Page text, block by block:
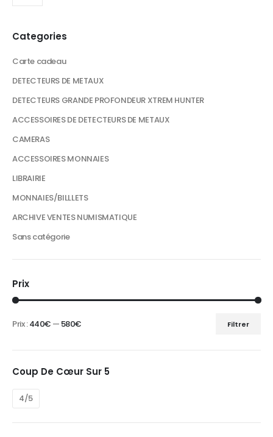
Categories
Carte cadeau
DETECTEURS DE METAUX
DETECTEURS GRANDE PROFONDEUR XTREM HUNTER
ACCESSOIRES DE DETECTEURS DE METAUX
CAMERAS
ACCESSOIRES MONNAIES
LIBRAIRIE
MONNAIES/BILLLETS
ARCHIVE VENTES NUMISMATIQUE
Sans catégorie
Prix
Filtrer
Prix :440€ — 580€
Coup De Cœur Sur 5
4/5